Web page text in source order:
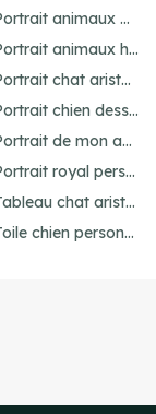
Portrait animaux aquarelle personnalisé
Portrait animaux humanisés : idées et inspirations uniques
Portrait chat aristocrate : un cadeau personnalisé
Portrait chien dessin : personnalisez votre œuvre
Portrait de mon animal : personnalisation unique
Portrait royal personnalisé : offrez un tableau unique
Tableau chat aristocrate : un cadeau raffiné
Toile chien personnalisé : créez votre chef-d'œuvre unique